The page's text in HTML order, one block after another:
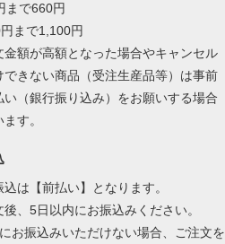
まで660円
まで1,100円
額が高額となった場合やキャンセル
できない商品（受注生産品等）は事前
い（銀行振り込み）をお願いする場合
す。
は【前払い】となります。
、5日以内にお振込みください。
お振込みいただけない場合、ご注文を